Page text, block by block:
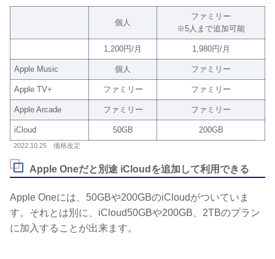
個人
ファミリー
※5人まで追加可能
1,200円/月 1,980円/月
Apple Music 個人 ファミリー
Apple TV+ ファミリー ファミリー
Apple Arcade ファミリー ファミリー
iCloud 50GB 200GB
2022.10.25 価格改定
Apple Oneだと別途 iCloudを追加して利用できる
Apple Oneには、50GBや200GBのiCloudがついていま
す。それとは別に、iCloud50GBや200GB、2TBのプラン
に加入することが出来ます。